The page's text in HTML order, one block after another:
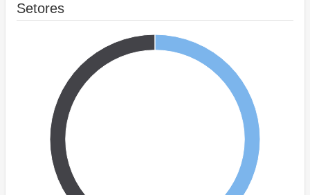
Setores